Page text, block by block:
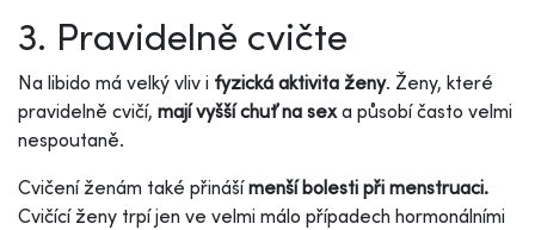
3. Pravidelně cvičte
Na libido má velký vliv i fyzická aktivita ženy. Ženy, které
pravidelně cvičí, mají vyšší chuť na sex a působí často velmi
nespoutaně.
Cvičení ženám také přinášímenší bolesti při menstruaci.
Cvičící ženy trpí jen ve velmi málo případech hormonálními